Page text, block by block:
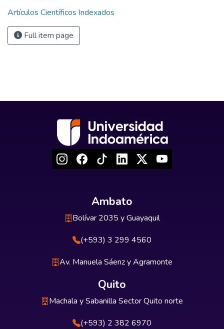
Artículos Científicos Indexados
Full item page
Ambato
Bolívar 2035 y Guayaquil
(+593) 3 299 4560
Av. Manuela Sáenz y Agramonte
Quito
Machala y Sabanilla Sector Quito norte
(+593) 2 382 6970